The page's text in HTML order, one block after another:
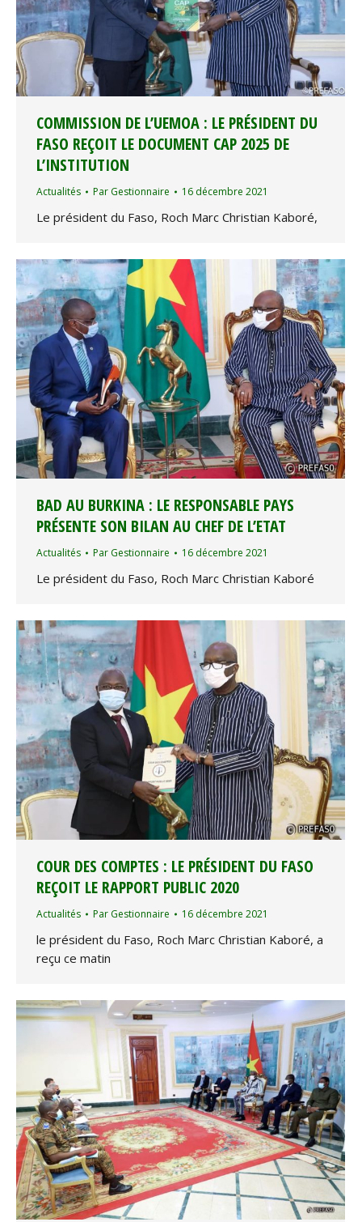
COMMISSION DE L’UEMOA : LE PRÉSIDENT DU
FASO REÇOIT LE DOCUMENT CAP 2025 DE
L’INSTITUTION
Actualités Par Gestionnaire 16 décembre 2021
Le président du Faso, Roch Marc Christian Kaboré,
BAD AU BURKINA : LE RESPONSABLE PAYS
PRÉSENTE SON BILAN AU CHEF DE L’ETAT
Actualités Par Gestionnaire 16 décembre 2021
Le président du Faso, Roch Marc Christian Kaboré
COUR DES COMPTES : LE PRÉSIDENT DU FASO
REÇOIT LE RAPPORT PUBLIC 2020
Actualités Par Gestionnaire 16 décembre 2021
le président du Faso, Roch Marc Christian Kaboré, a
reçu ce matin